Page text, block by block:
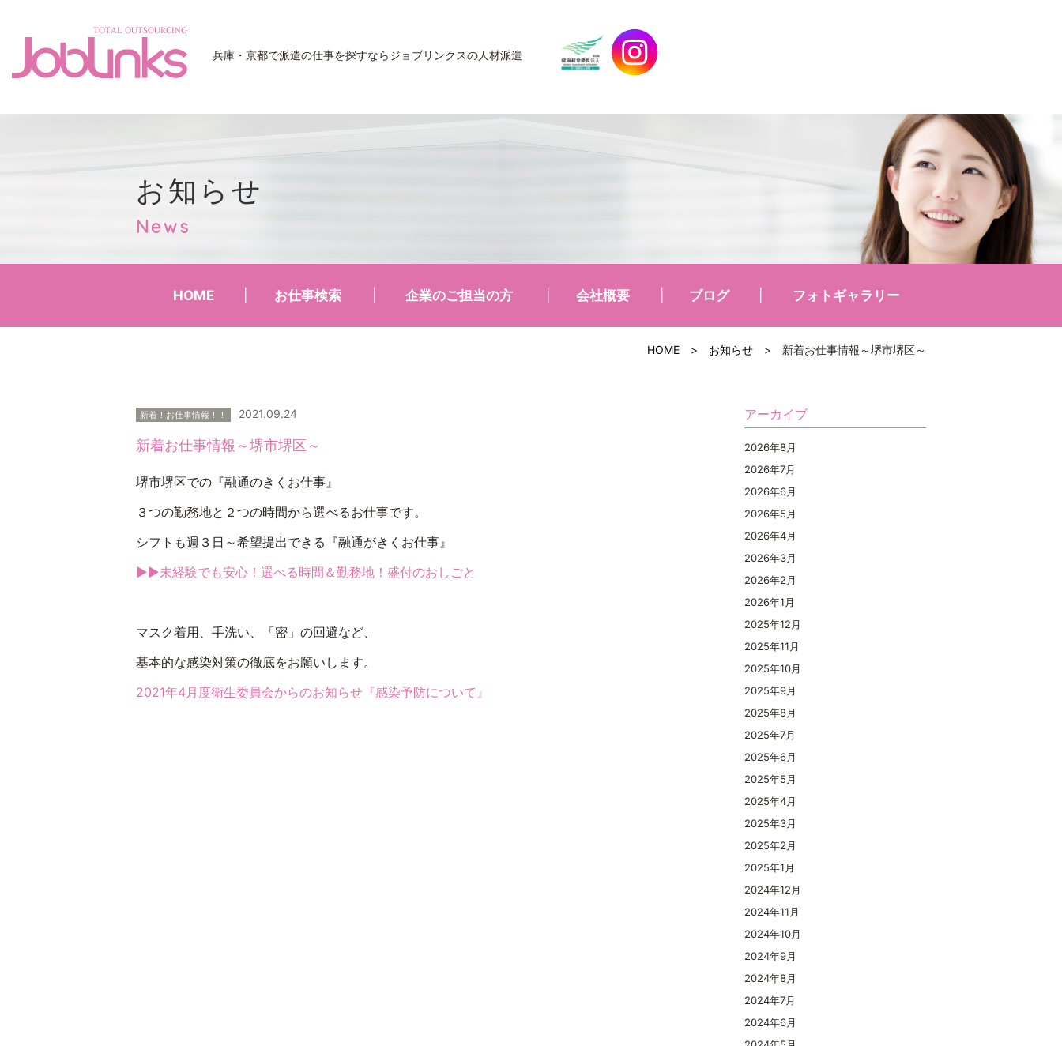
兵庫・京都で派遣の仕事を探すならジョブリンクスの人材派遣
お知らせ
News
HOME お仕事検索 企業のご担当の方 会社概要 ブログ フォトギャラリー
HOME > お知らせ > 新着お仕事情報～堺市堺区～
新着！お仕事情報！！ 2021.09.24
新着お仕事情報～堺市堺区～
堺市堺区での『融通のきくお仕事』
３つの勤務地と２つの時間から選べるお仕事です。
シフトも週３日～希望提出できる『融通がきくお仕事』
▶▶未経験でも安心！選べる時間＆勤務地！盛付のおしごと
マスク着用、 手洗い、 「密」の回避など、
基本的な感染対策の徹底をお願いします。
2021年4月度衛生委員会からのお知らせ『感染予防について』
アーカイブ
2026年8月
2026年7月
2026年6月
2026年5月
2026年4月
2026年3月
2026年2月
2026年1月
2025年12月
2025年11月
2025年10月
2025年9月
2025年8月
2025年7月
2025年6月
2025年5月
2025年4月
2025年3月
2025年2月
2025年1月
2024年12月
2024年11月
2024年10月
2024年9月
2024年8月
2024年7月
2024年6月